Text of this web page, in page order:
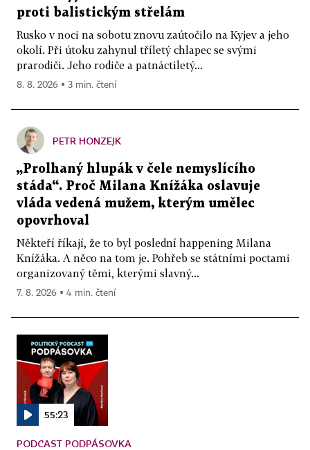
proti balistickým střelám
Rusko v noci na sobotu znovu zaútočilo na Kyjev a jeho
okolí. Při útoku zahynul tříletý chlapec se svými
prarodiči. Jeho rodiče a patnáctiletý...
8. 8. 2026 ▪ 3 min. čtení
PETR HONZEJK
„Prolhaný hlupák v čele nemyslícího
stáda“. Proč Milana Knížáka oslavuje
vláda vedená mužem, kterým umělec
opovrhoval
Někteří říkají, že to byl poslední happening Milana
Knížáka. A něco na tom je. Pohřeb se státními poctami
organizovaný těmi, kterými slavný...
7. 8. 2026 ▪ 4 min. čtení
55:23
PODCAST PODPÁSOVKA